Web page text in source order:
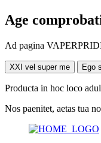
Age
Ad pagina
XXI vel super me Ego
Producta in hoc loco
Nos paenitet, aetas tua